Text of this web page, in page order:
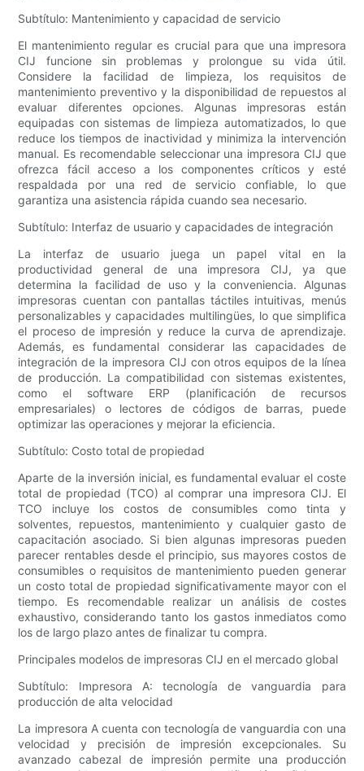
Subtítulo: Mantenimiento y capacidad de servicio
El mantenimiento regular es crucial para que una impresora
CIJ funcione sin problemas y prolongue su vida útil.
Considere la facilidad de limpieza, los requisitos de
mantenimiento preventivo y la disponibilidad de repuestos al
evaluar diferentes opciones. Algunas impresoras están
equipadas con sistemas de limpieza automatizados, lo que
reduce los tiempos de inactividad y minimiza la intervención
manual. Es recomendable seleccionar una impresora CIJ que
ofrezca fácil acceso a los componentes críticos y esté
respaldada por una red de servicio confiable, lo que
garantiza una asistencia rápida cuando sea necesario.
Subtítulo: Interfaz de usuario y capacidades de integración
La interfaz de usuario juega un papel vital en la
productividad general de una impresora CIJ, ya que
determina la facilidad de uso y la conveniencia. Algunas
impresoras cuentan con pantallas táctiles intuitivas, menús
personalizables y capacidades multilingües, lo que simplifica
el proceso de impresión y reduce la curva de aprendizaje.
Además, es fundamental considerar las capacidades de
integración de la impresora CIJ con otros equipos de la línea
de producción. La compatibilidad con sistemas existentes,
como el software ERP (planificación de recursos
empresariales) o lectores de códigos de barras, puede
optimizar las operaciones y mejorar la eficiencia.
Subtítulo: Costo total de propiedad
Aparte de la inversión inicial, es fundamental evaluar el coste
total de propiedad (TCO) al comprar una impresora CIJ. El
TCO incluye los costos de consumibles como tinta y
solventes, repuestos, mantenimiento y cualquier gasto de
capacitación asociado. Si bien algunas impresoras pueden
parecer rentables desde el principio, sus mayores costos de
consumibles o requisitos de mantenimiento pueden generar
un costo total de propiedad significativamente mayor con el
tiempo. Es recomendable realizar un análisis de costes
exhaustivo, considerando tanto los gastos inmediatos como
los de largo plazo antes de finalizar tu compra.
Principales modelos de impresoras CIJ en el mercado global
Subtítulo: Impresora A: tecnología de vanguardia para
producción de alta velocidad
La impresora A cuenta con tecnología de vanguardia con una
velocidad y precisión de impresión excepcionales. Su
avanzado cabezal de impresión permite una producción